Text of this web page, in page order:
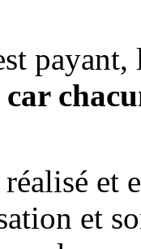
payant,
et
et